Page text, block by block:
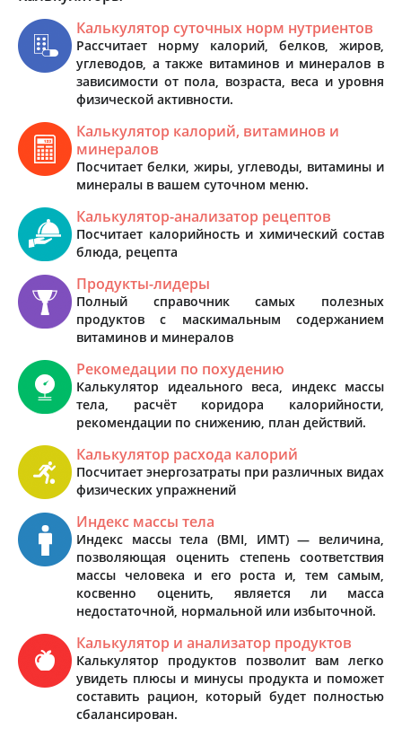
Калькулятор суточных норм нутриентов
Рассчитает норму калорий, белков, жиров,
углеводов, а также витаминов и минералов в
зависимости от пола, возраста, веса и уровня
физической активности.
Калькулятор калорий, витаминов и
минералов
Посчитает белки, жиры, углеводы, витамины и
минералы в вашем суточном меню.
Калькулятор-анализатор рецептов
Посчитает калорийность и химический состав
блюда, рецепта
Продукты-лидеры
Полный справочник самых полезных
продуктов с маскимальным содержанием
витаминов и минералов
Рекомедации по похудению
Калькулятор идеального веса, индекс массы
тела, расчёт коридора калорийности,
рекомендации по снижению, план действий.
Калькулятор расхода калорий
Посчитает энергозатраты при различных видах
физических упражнений
Индекс массы тела
Индекс массы тела (BMI, ИМТ) — величина,
позволяющая оценить степень соответствия
массы человека и его роста и, тем самым,
косвенно оценить, является ли масса
недостаточной, нормальной или избыточной.
Калькулятор и анализатор продуктов
Калькулятор продуктов позволит вам легко
увидеть плюсы и минусы продукта и поможет
составить рацион, который будет полностью
сбалансирован.